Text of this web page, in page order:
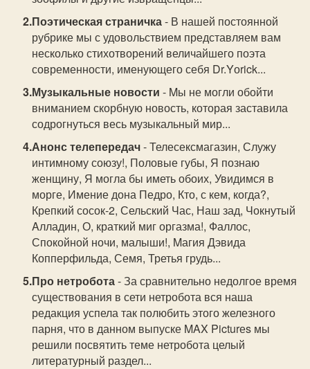
Поэтическая страничка- В нашей постоянной
рубрике мы с удовольствием представляем вам
несколько стихотворений величайшего поэта
современности, именующего себя Dr.Yоrick...
Музыкальные новости - Mы не могли обойти
вниманием скорбную новость, которая заставила
содрогнуться весь музыкальный мир...
Анонс телепередач- Телесексмагазин, Служу
интимному союзу!, Половые губы, Я познаю
женщину, Я могла бы иметь обоих, Увидимся в
морге, Имение дона Педро, Кто, с кем, когда?,
Крепкий сосок-2, Сельский Час, Наш зад, Чокнутый
Aлладин, О, краткий миг оргазма!, Фаллос,
Спокойной ночи, малыши!, Mагия Дэвида
Копперфильда, Семя, Третья грудь...
Про нетробота- За сравнительно недолгое время
существования в сети нетробота вся наша
редакция успела так полюбить этого железного
парня, что в данном выпуске MAX Picturеs мы
решили посвятить теме нетробота целый
литературный раздел...